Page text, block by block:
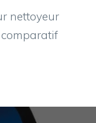
nettoyeur